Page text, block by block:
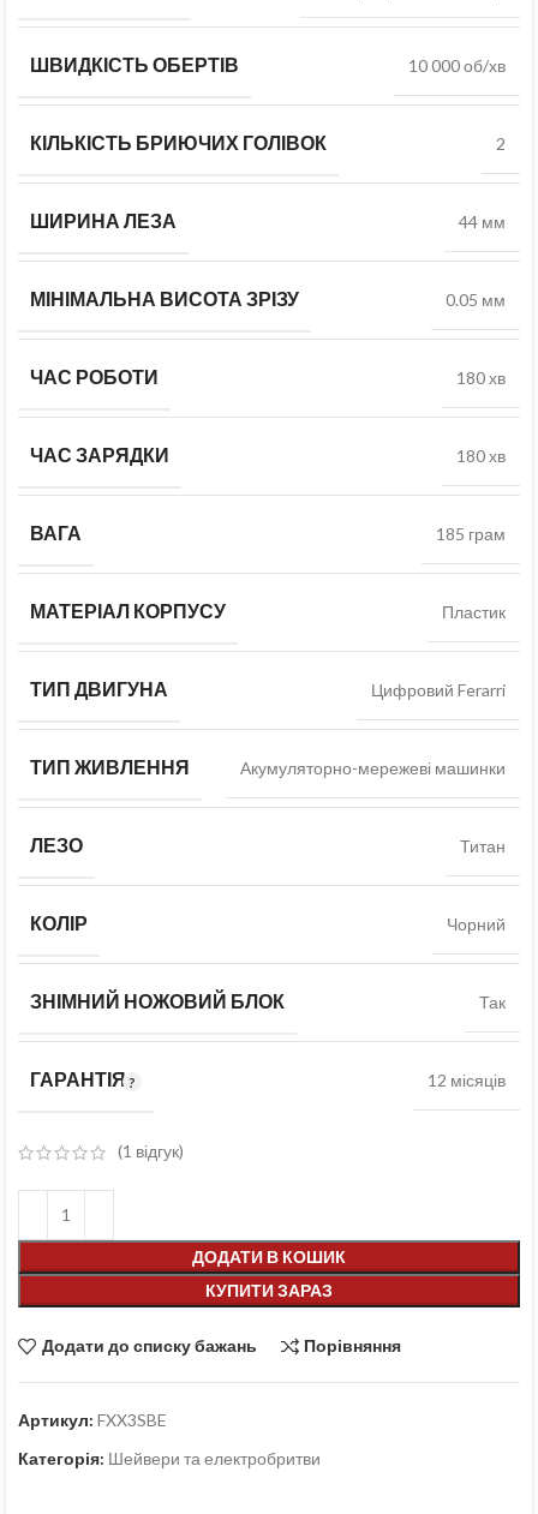
ШВИДКІСТЬ ОБЕРТІВ 10 000 об/хв
КІЛЬКІСТЬ БРИЮЧИХ ГОЛІВОК 2
ШИРИНА ЛЕЗА 44 мм
МІНІМАЛЬНА ВИСОТА ЗРІЗУ 0.05 мм
ЧАС РОБОТИ 180 хв
ЧАС ЗАРЯДКИ 180 хв
ВАГА 185 грам
МАТЕРІАЛ КОРПУСУ Пластик
ТИП ДВИГУНА Цифровий Ferarri
ТИП ЖИВЛЕННЯ Акумуляторно-мережеві машинки
ЛЕЗО Титан
КОЛІР Чорний
ЗНІМНИЙ НОЖОВИЙ БЛОК Так
ГАРАНТІЯ 12 місяців
(1 відгук)
ДОДАТИ В КОШИК
КУПИТИ ЗАРАЗ
Додати до списку бажань Порівняння
Артикул: FXX3SBE
Категорія: Шейвери та електробритви